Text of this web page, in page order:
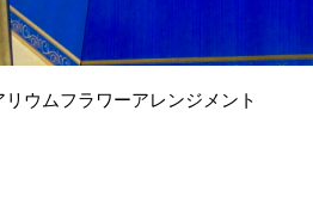
ウムフラワーアレンジメント